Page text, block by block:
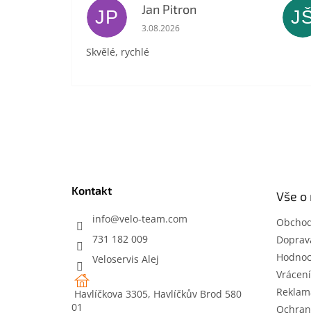
JP Jan Pitron
Hodnocení obchodu je 5 z 5
3.08.2026
Skvělé, rychlé
Kontakt
info@velo-team.com
731 182 009
Veloservis Alej
Havlíčkova 3305, Havlíčkův Brod 580
01
Vše o